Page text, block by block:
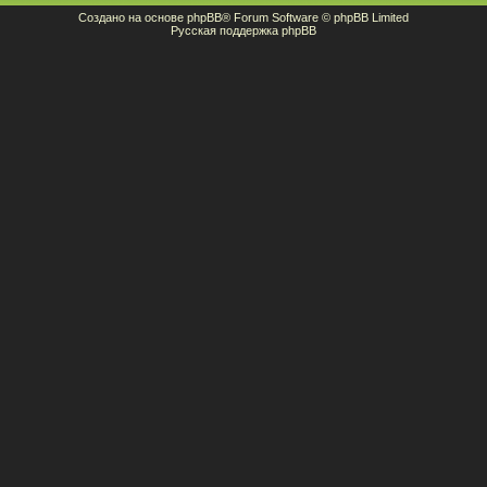
Создано на основе phpBB® Forum Software © phpBB Limited
Русская поддержка phpBB